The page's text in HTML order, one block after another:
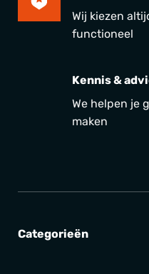
Wij kiezen
functioneel
Kennis &
We helpen je
maken
Categorieën